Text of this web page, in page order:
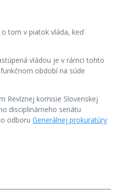
o tom v piatok vláda, keď
vládou je v rámci tohto
období na súde
Revíznej komisie Slovenskej
disciplinárneho senátu
odboru Generálnej prokuratúry